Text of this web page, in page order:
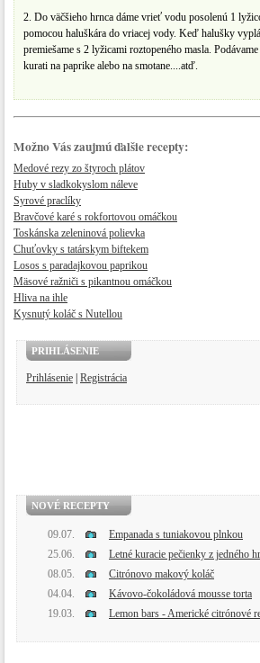
2. Do väčšieho hrnca dáme vrieť vodu posolenú 1
pomocou haluškára do vriacej vody. Keď halušky
premiešame s 2 lyžicami roztopeného masla.
kurati na paprike alebo na smotane....atď.
Možno Vás zaujmú ďalšie recepty:
Medové rezy zo štyroch plátov
Huby v sladkokyslom náleve
Syrové praclíky
Bravčové karé s rokfortovou omáčkou
Toskánska zeleninová polievka
Chuťovky s tatárskym biftekem
Losos s paradajkovou paprikou
Mäsové ražniči s pikantnou omáčkou
Hliva na ihle
Kysnutý koláč s Nutellou
PRIHLÁSENIE
Prihlásenie Registrácia
NOVÉ RECEPTY
09.07.
Empanada s tuniakovou plnkou
25.06.
Letné kuracie pečienky z jedného
08.05.
Citrónovo makový koláč
04.04.
Kávovo-čokoládová mousse torta
19.03.
Lemon bars - Americké citrónové